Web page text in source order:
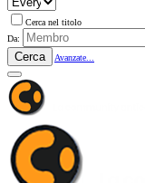
Cerca nel titolo
Da:
Cerca Avanzate...